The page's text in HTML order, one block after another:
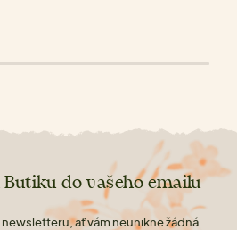
Butiku do vašeho emailu
ať vám neunikne žádná